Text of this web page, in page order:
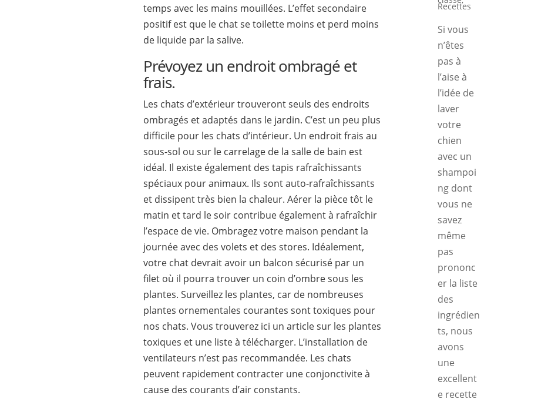
temps avec les mains mouillées. L’effet secondaire
positif est que le chat se toilette moins et perd moins
de liquide par la salive.
Prévoyez un endroit ombragé et
frais.
Les chats d’extérieur trouveront seuls des endroits
ombragés et adaptés dans le jardin. C’est un peu plus
difficile pour les chats d’intérieur. Un endroit frais au
sous-sol ou sur le carrelage de la salle de bain est
idéal. Il existe également des tapis rafraîchissants
spéciaux pour animaux. Ils sont auto-rafraîchissants
et dissipent très bien la chaleur. Aérer la pièce tôt le
matin et tard le soir contribue également à rafraîchir
l’espace de vie. Ombragez votre maison pendant la
journée avec des volets et des stores. Idéalement,
votre chat devrait avoir un balcon sécurisé par un
filet où il pourra trouver un coin d’ombre sous les
plantes. Surveillez les plantes, car de nombreuses
plantes ornementales courantes sont toxiques pour
nos chats. Vous trouverez ici un article sur les plantes
toxiques et une liste à télécharger. L’installation de
ventilateurs n’est pas recommandée. Les chats
peuvent rapidement contracter une conjonctivite à
cause des courants d’air constants.
Recettes
Si vous
n’êtes
pas à
l’aise à
l’idée de
laver
votre
chien
avec un
shampoi
ng dont
vous ne
savez
même
pas
prononc
er la liste
des
ingrédien
ts, nous
avons
une
excellent
e recette